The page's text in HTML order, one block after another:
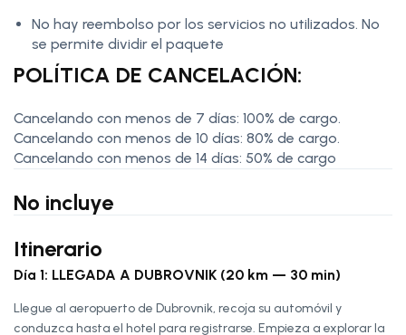
No hay reembolso por los servicios no utilizados. No
se permite dividir el paquete
POLÍTICA DE CANCELACIÓN:
Cancelando con menos de 7 días: 100% de cargo.
Cancelando con menos de 10 días: 80% de cargo.
Cancelando con menos de 14 días: 50% de cargo
No incluye
Itinerario
Día 1: LLEGADA A DUBROVNIK (20 km — 30 min)
Llegue al aeropuerto de Dubrovnik, recoja su automóvil y
conduzca hasta el hotel para registrarse. Empieza a explorar la